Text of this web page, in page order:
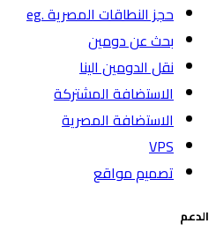
حجز النطاقات المصرية .eg
بحث عن دومين
نقل الدومين الينا
الاستضافة المشتركة
الاستضافة المصرية
VPS
تصميم مواقع
الدعم